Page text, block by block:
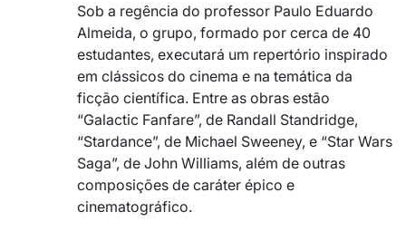
Sob a regência do professor Paulo Eduardo
Almeida, o grupo, formado por cerca de 40
estudantes, executará um repertório inspirado
em clássicos do cinema e na temática da
ficção científica. Entre as obras estão
“Galactic Fanfare”, de Randall Standridge,
“Stardance”, de Michael Sweeney, e “Star Wars
Saga”, de John Williams, além de outras
composições de caráter épico e
cinematográfico.